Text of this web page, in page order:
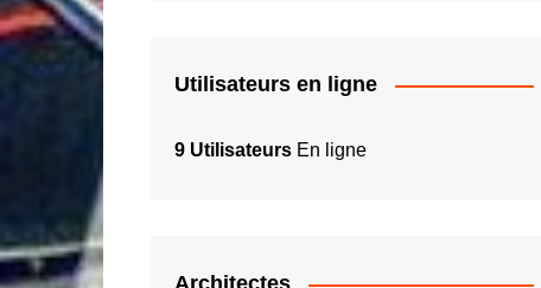
Utilisateurs en ligne
9 Utilisateurs En ligne